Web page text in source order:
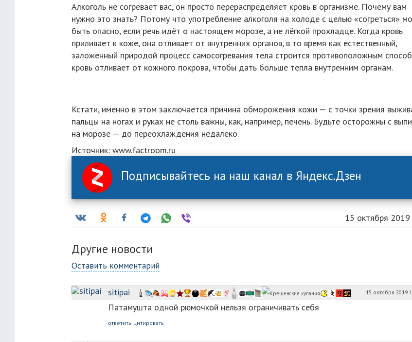
Алкоголь не согревает вас, он просто перераспределяет кровь в организме. Почему вам
нужно это знать? Потому что употребление алкоголя на холоде с целью «согреться»
быть опасно, если речь идёт о настоящем морозе, а не лёгкой прохладце. Когда кровь
приливает к коже, она отливает от внутренних органов, в то время как естественный,
заложенный природой процесс самосогревания тела строится противоположным
кровь отливает от кожного покрова, чтобы дать больше тепла внутренним органам.
Кстати, именно в этом заключается причина обморожения кожи — с точки зрения
пальцы на ногах и руках не столь важны, как, например, печень. Будьте осторожны с
на морозе — до переохлаждения недалеко.
Источник: www.factroom.ru
Подписывайтесь на наш канал в Яндекс.Дзен
15 октября 2019
Другие новости
Оставить комментарий
sitipai 15 октября 2019
Патамушта одной рюмочкой нельзя ограничивать себя
ответить цитировать